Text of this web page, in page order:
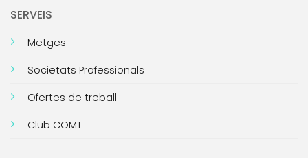
SERVEIS
Metges
Societats Professionals
Ofertes de treball
Club COMT